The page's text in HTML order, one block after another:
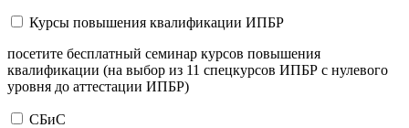
Курсы повышения квалификации ИПБР
посетите бесплатный семинар курсов повышения
квалификации (на выбор из 11 спецкурсов ИПБР с нулевого
уровня до аттестации ИПБР)
СБиС